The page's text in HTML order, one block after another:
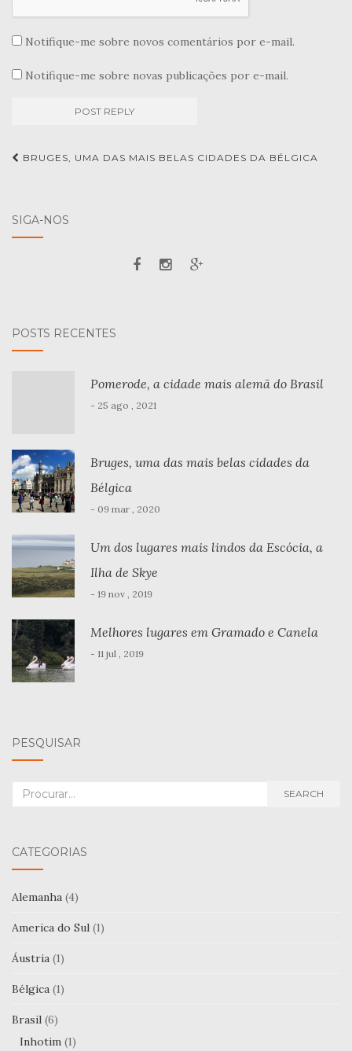
Notifique-me sobre novos comentários por e-mail.
Notifique-me sobre novas publicações por e-mail.
Navegação
BRUGES, UMA DAS MAIS BELAS CIDADES DA BÉLGICA
SIGA-NOS
POSTS RECENTES
Pomerode, a cidade mais alemã do Brasil
- 25 ago , 2021
Bruges, uma das mais belas cidades da
Bélgica
- 09 mar , 2020
Um dos lugares mais lindos da Escócia, a
Ilha de Skye
- 19 nov , 2019
Melhores lugares em Gramado e Canela
- 11 jul , 2019
PESQUISAR
Search
SEARCH
CATEGORIAS
Alemanha (4)
America do Sul (1)
Áustria (1)
Bélgica (1)
Brasil (6)
Inhotim (1)